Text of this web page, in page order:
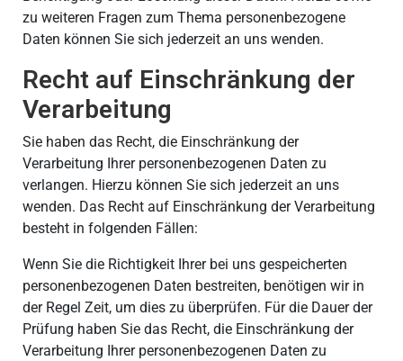
zu weiteren Fragen zum Thema personenbezogene
Daten können Sie sich jederzeit an uns wenden.
Recht auf Einschränkung der
Verarbeitung
Sie haben das Recht, die Einschränkung der
Verarbeitung Ihrer personenbezogenen Daten zu
verlangen. Hierzu können Sie sich jederzeit an uns
wenden. Das Recht auf Einschränkung der Verarbeitung
besteht in folgenden Fällen:
Wenn Sie die Richtigkeit Ihrer bei uns gespeicherten
personenbezogenen Daten bestreiten, benötigen wir in
der Regel Zeit, um dies zu überprüfen. Für die Dauer der
Prüfung haben Sie das Recht, die Einschränkung der
Verarbeitung Ihrer personenbezogenen Daten zu